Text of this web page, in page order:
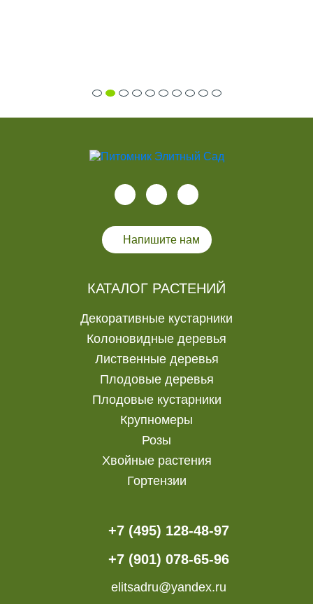
Напишите нам
КАТАЛОГ РАСТЕНИЙ
Декоративные кустарники
Колоновидные деревья
Лиственные деревья
Плодовые деревья
Плодовые кустарники
Крупномеры
Розы
Хвойные растения
Гортензии
+7 (495) 128-48-97
+7 (901) 078-65-96
elitsadru@yandex.ru